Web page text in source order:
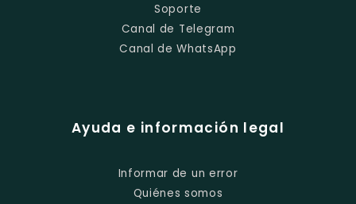
Soporte
Canal de Telegram
Canal de WhatsApp
Ayuda e información legal
Informar de un error
Quiénes somos